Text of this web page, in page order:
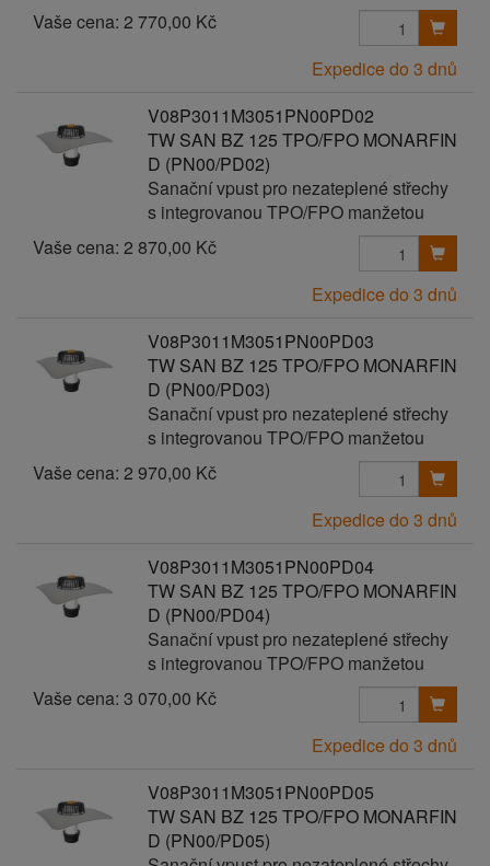
Vaše cena: 2 770,00 Kč
Expedice do 3 dnů
V08P3011M3051PN00PD02
TW SAN BZ 125 TPO/FPO MONARFIN
D (PN00/PD02)
Sanační vpust pro nezateplené střechy
s integrovanou TPO/FPO manžetou
Vaše cena: 2 870,00 Kč
Expedice do 3 dnů
V08P3011M3051PN00PD03
TW SAN BZ 125 TPO/FPO MONARFIN
D (PN00/PD03)
Sanační vpust pro nezateplené střechy
s integrovanou TPO/FPO manžetou
Vaše cena: 2 970,00 Kč
Expedice do 3 dnů
V08P3011M3051PN00PD04
TW SAN BZ 125 TPO/FPO MONARFIN
D (PN00/PD04)
Sanační vpust pro nezateplené střechy
s integrovanou TPO/FPO manžetou
Vaše cena: 3 070,00 Kč
Expedice do 3 dnů
V08P3011M3051PN00PD05
TW SAN BZ 125 TPO/FPO MONARFIN
D (PN00/PD05)